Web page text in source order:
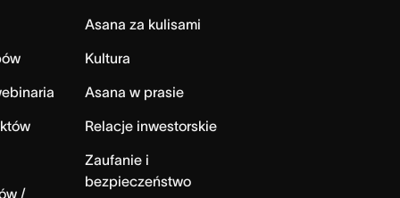
/
Asana za kulisami
Kultura
Asana w prasie
Relacje inwestorskie
Zaufanie i
bezpieczeństwo